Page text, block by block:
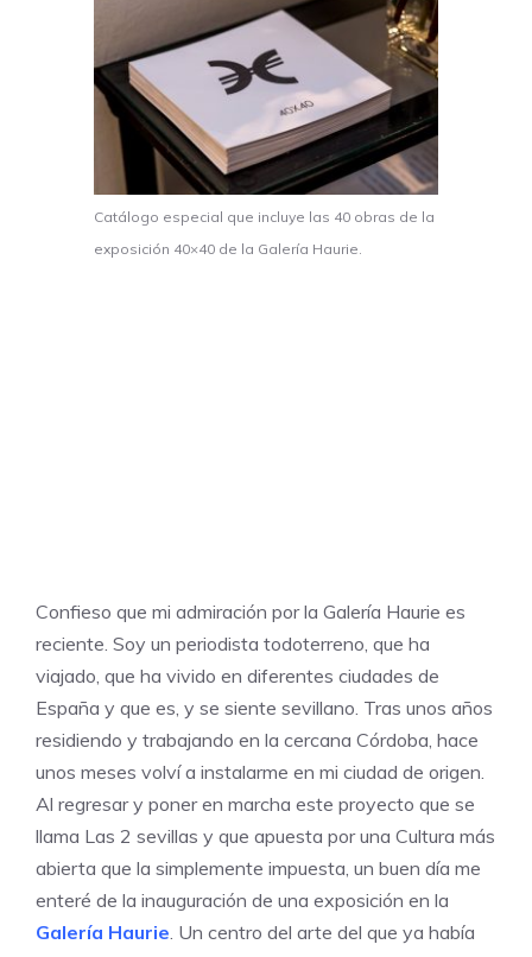
Catálogo especial que incluye las 40 obras de la
exposición 40×40 de la Galería Haurie.
Confieso que mi admiración por la Galería Haurie es
reciente. Soy un periodista todoterreno, que ha
viajado, que ha vivido en diferentes ciudades de
España y que es, y se siente sevillano. Tras unos años
residiendo y trabajando en la cercana Córdoba, hace
unos meses volví a instalarme en mi ciudad de origen.
Al regresar y poner en marcha este proyecto que se
llama Las 2 sevillas y que apuesta por una Cultura más
abierta que la simplemente impuesta, un buen día me
enteré de la inauguración de una exposición en la
Galería Haurie. Un centro del arte del que ya había